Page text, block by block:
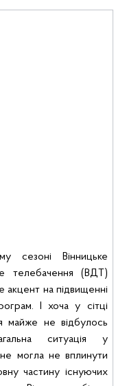
сезоні Вінницьке
телебачення ( ВДТ
)
акцент на підвищенні
І хоча у сітці
майже не відбулось
ситуація у
могла не вплинути
частину існуючих